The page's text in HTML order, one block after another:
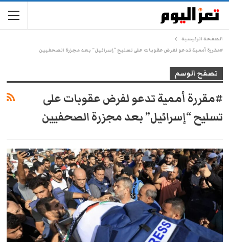
الصفحة الرئيسية
#مقررة أممية تدعو لفرض عقوبات على تسليح “إسرائيل” بعد مجزرة الصحفيين
تصفح الوسم
#مقررة أممية تدعو لفرض عقوبات على
تسليح “إسرائيل” بعد مجزرة الصحفيين